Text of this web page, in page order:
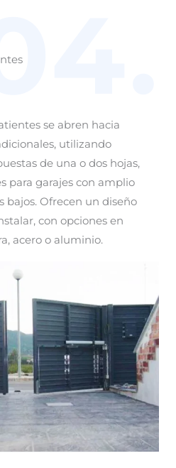
se abren hacia
utilizando
de una o dos hojas,
para garajes con amplio
bajos. Ofrecen un diseño
con opciones en
acero o aluminio.